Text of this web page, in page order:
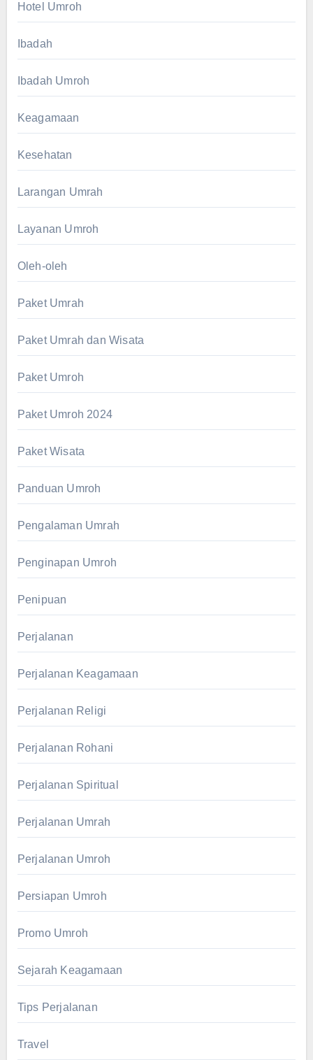
Hotel Umroh
Ibadah
Ibadah Umroh
Keagamaan
Kesehatan
Larangan Umrah
Layanan Umroh
Oleh-oleh
Paket Umrah
Paket Umrah dan Wisata
Paket Umroh
Paket Umroh 2024
Paket Wisata
Panduan Umroh
Pengalaman Umrah
Penginapan Umroh
Penipuan
Perjalanan
Perjalanan Keagamaan
Perjalanan Religi
Perjalanan Rohani
Perjalanan Spiritual
Perjalanan Umrah
Perjalanan Umroh
Persiapan Umroh
Promo Umroh
Sejarah Keagamaan
Tips Perjalanan
Travel